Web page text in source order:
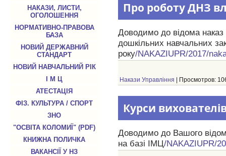
НАКАЗИ, ЛИСТИ,
ОГОЛОШЕННЯ
НОРМАТИВНО-ПРАВОВА
БАЗА
НОВИЙ ДЕРЖАВНИЙ
СТАНДАРТ
НОВИЙ НАВЧАЛЬНИЙ РІК
І М Ц
АТЕСТАЦІЯ
ФІЗ. КУЛЬТУРА / СПОРТ
ЗНО
"ОСВІТА КОЛОМИЇ" (PDF)
КНИЖНА ПОЛИЧКА
ВАКАНСІЇ У НЗ
Про роботу ДНЗ
Доводимо до відома наказ
дошкільних навчальних
року/NAKAZIUPR/2017/
Накази Управління | Просмотров:
Курси
Доводимо до Вашого
на базі ІМЦ/NAKAZIUPR/